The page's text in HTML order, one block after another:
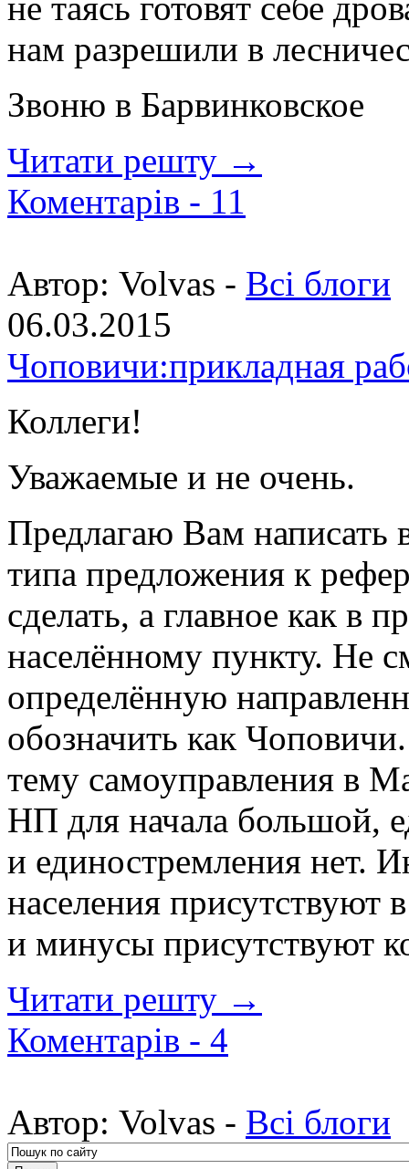
нам разрешили в
Звоню в Барвинковское
Читати решту →
Коментарів - 11
Автор: Volvas - Всі блоги
06.03.2015
Чоповичи:прикладная
Коллеги!
Уважаемые и не очень.
Предлагаю Вам написать
типа предложения к
сделать, а главное как в
населённому пункту. Не
определённую
обозначить как
тему самоуправления в
НП для начала большой,
и единостремления нет.
населения
и минусы присутствуют
Читати решту →
Коментарів - 4
Автор: Volvas - Всі блоги